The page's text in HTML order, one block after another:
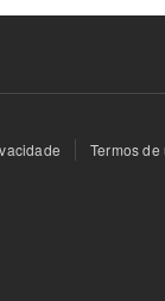
Termos